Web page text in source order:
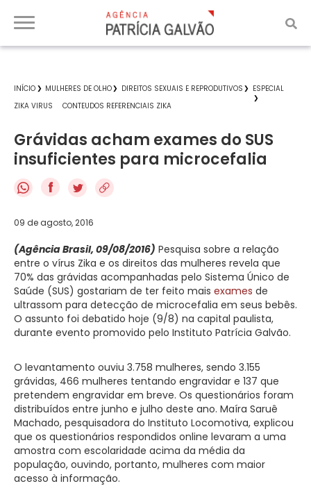
INÍCIO MULHERES DE OLHO DIREITOS SEXUAIS E REPRODUTIVOS
ESPECIAL
ZIKA VIRUS
CONTEUDOS REFERENCIAIS ZIKA
Grávidas acham exames do SUS
insuficientes para microcefalia
f
09 de agosto, 2016
(Agência Brasil, 09/08/2016) Pesquisa sobre a relação
entre o vírus Zika e os direitos das mulheres revela que
70% das grávidas acompanhadas pelo Sistema Único de
Saúde (SUS) gostariam de ter feito mais exames de
ultrassom para detecção de microcefalia em seus bebês.
O assunto foi debatido hoje (9/8) na capital paulista,
durante evento promovido pelo Instituto Patrícia Galvão.
O levantamento ouviu 3.758 mulheres, sendo 3.155
grávidas, 466 mulheres tentando engravidar e 137 que
pretendem engravidar em breve. Os questionários foram
distribuídos entre junho e julho deste ano. Maíra Saruê
Machado, pesquisadora do Instituto Locomotiva, explicou
que os questionários respondidos online levaram a uma
amostra com escolaridade acima da média da
população, ouvindo, portanto, mulheres com maior
acesso à informação.